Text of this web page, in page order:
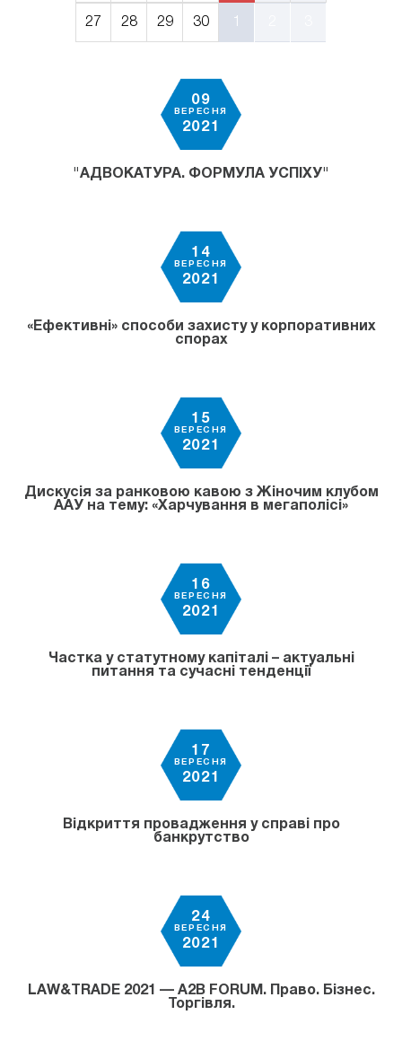
27 28 29 30
09
ВЕРЕСНЯ
2021
"АДВОКАТУРА. ФОРМУЛА УСПІХУ"
14
ВЕРЕСНЯ
2021
«Ефективні» способи захисту у корпоративних
спорах
15
ВЕРЕСНЯ
2021
Дискусія за ранковою кавою з Жіночим клубом
ААУ на тему: «Харчування в мегаполісі»
16
ВЕРЕСНЯ
2021
Частка у статутному капіталі – актуальні
питання та сучасні тенденції
17
ВЕРЕСНЯ
2021
Відкриття провадження у справі про
банкрутство
24
ВЕРЕСНЯ
2021
LAW&TRADE 2021 — A2B FORUM. Право. Бізнес.
Торгівля.